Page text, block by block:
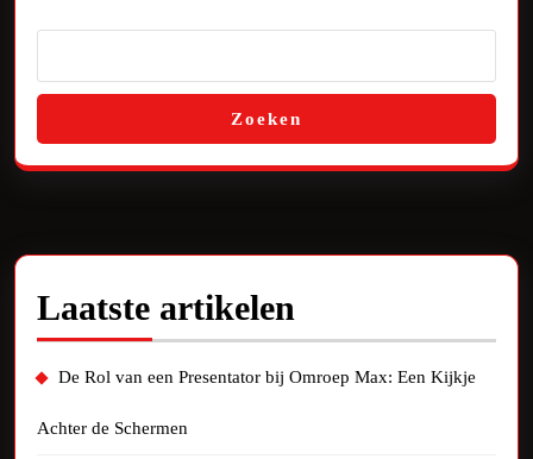
Zoeken
Laatste artikelen
De Rol van een Presentator bij Omroep Max: Een Kijkje
Achter de Schermen